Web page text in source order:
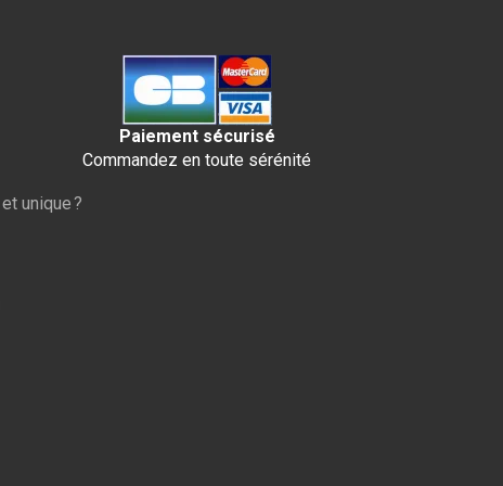
Paiement sécurisé
Commandez en toute sérénité
et unique ?